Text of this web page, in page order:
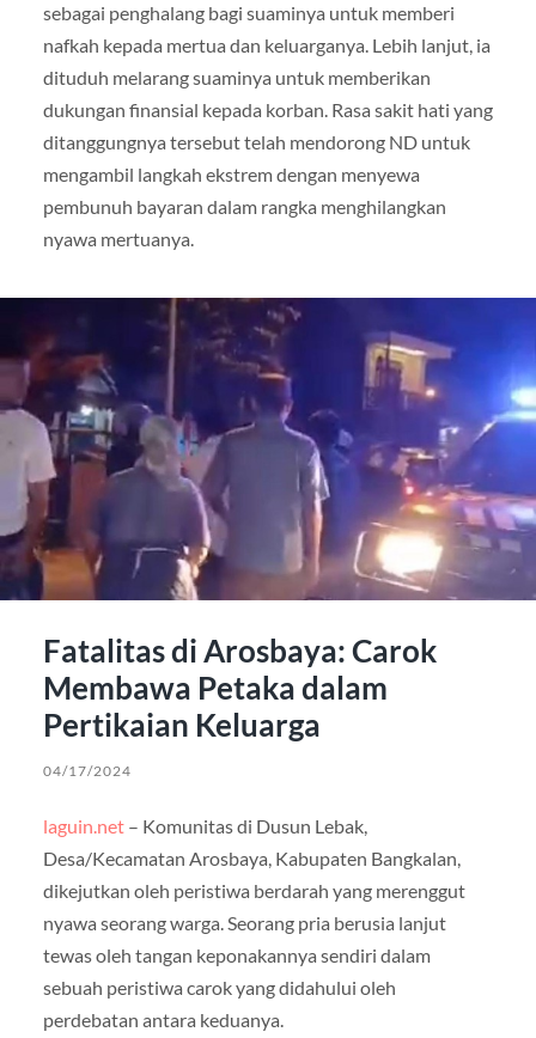
sebagai penghalang bagi suaminya untuk memberi
nafkah kepada mertua dan keluarganya. Lebih lanjut, ia
dituduh melarang suaminya untuk memberikan
dukungan finansial kepada korban. Rasa sakit hati yang
ditanggungnya tersebut telah mendorong ND untuk
mengambil langkah ekstrem dengan menyewa
pembunuh bayaran dalam rangka menghilangkan
nyawa mertuanya.
Fatalitas di Arosbaya: Carok
Membawa Petaka dalam
Pertikaian Keluarga
04/17/2024
laguin.net– Komunitas di Dusun Lebak,
Desa/Kecamatan Arosbaya, Kabupaten Bangkalan,
dikejutkan oleh peristiwa berdarah yang merenggut
nyawa seorang warga. Seorang pria berusia lanjut
tewas oleh tangan keponakannya sendiri dalam
sebuah peristiwa carok yang didahului oleh
perdebatan antara keduanya.